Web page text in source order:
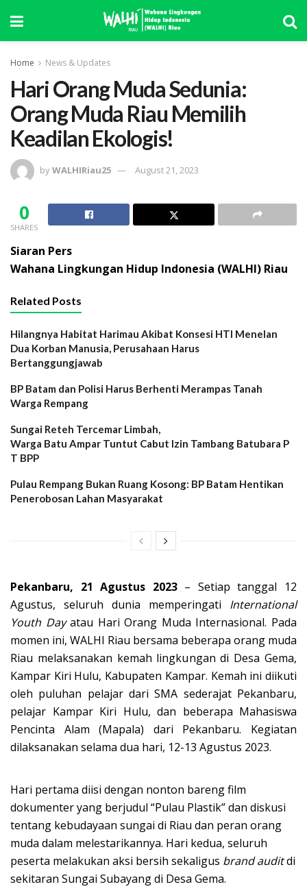
Home News & Updates
Hari Orang Muda Sedunia:
Orang Muda Riau Memilih
Keadilan Ekologis!
byWALHIRiau25 August 21, 2023
0
SHARES
Siaran Pers
Wahana Lingkungan Hidup Indonesia (WALHI) Riau
Related Posts
Hilangnya Habitat Harimau Akibat Konsesi HTI Menelan
Dua Korban Manusia, Perusahaan Harus
Bertanggungjawab
BP Batam dan Polisi Harus Berhenti Merampas Tanah
Warga Rempang
Sungai Reteh Tercemar Limbah,
Warga Batu Ampar Tuntut Cabut Izin Tambang Batubara P
T BPP
Pulau Rempang Bukan Ruang Kosong: BP Batam Hentikan
Penerobosan Lahan Masyarakat
Pekanbaru, 21 Agustus 2023 – Setiap tanggal 12
Agustus, seluruh dunia memperingati International
Youth Dayatau Hari Orang Muda Internasional. Pada
momen ini, WALHI Riau bersama beberapa orang muda
Riau melaksanakan kemah lingkungan di Desa Gema,
Kampar Kiri Hulu, Kabupaten Kampar. Kemah ini diikuti
oleh puluhan pelajar dari SMA sederajat Pekanbaru,
pelajar Kampar Kiri Hulu, dan beberapa Mahasiswa
Pencinta Alam (Mapala) dari Pekanbaru. Kegiatan
dilaksanakan selama dua hari, 12-13 Agustus 2023.
Hari pertama diisi dengan nonton bareng film
dokumenter yang berjudul “Pulau Plastik” dan diskusi
tentang kebudayaan sungai di Riau dan peran orang
muda dalam melestarikannya. Hari kedua, seluruh
peserta melakukan aksi bersih sekaligus brand auditdi
sekitaran Sungai Subayang di Desa Gema.